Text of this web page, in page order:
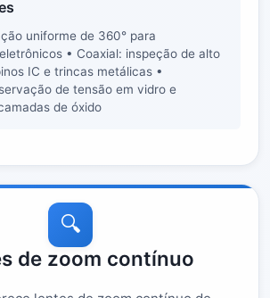
uniforme de 360° para
• Coaxial: inspeção de alto
IC e trincas metálicas •
de tensão em vidro e
de óxido
🔍
de zoom contínuo